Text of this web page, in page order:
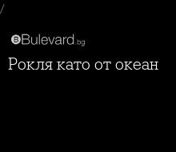
/
Рокля като от океан